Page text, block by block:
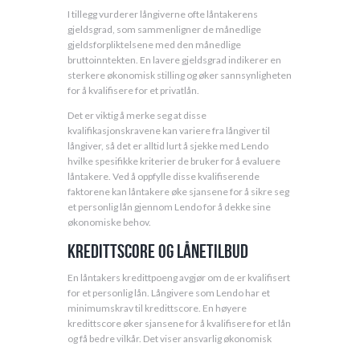
I tillegg vurderer långiverne ofte låntakerens
gjeldsgrad, som sammenligner de månedlige
gjeldsforpliktelsene med den månedlige
bruttoinntekten. En lavere gjeldsgrad indikerer en
sterkere økonomisk stilling og øker sannsynligheten
for å kvalifisere for et privatlån.
Det er viktig å merke seg at disse
kvalifikasjonskravene kan variere fra långiver til
långiver, så det er alltid lurt å sjekke med Lendo
hvilke spesifikke kriterier de bruker for å evaluere
låntakere. Ved å oppfylle disse kvalifiserende
faktorene kan låntakere øke sjansene for å sikre seg
et personlig lån gjennom Lendo for å dekke sine
økonomiske behov.
Kredittscore og lånetilbud
En låntakers kredittpoeng avgjør om de er kvalifisert
for et personlig lån. Långivere som Lendo har et
minimumskrav til kredittscore. En høyere
kredittscore øker sjansene for å kvalifisere for et lån
og få bedre vilkår. Det viser ansvarlig økonomisk